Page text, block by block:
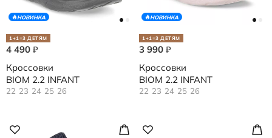
НОВИНКА
1+1=3 ДЕТЯМ
4 490 ₽
Кроссовки
BIOM 2.2 INFANT
22 23 24 25 26
НОВИНКА
1+1=3 ДЕТЯМ
3 990 ₽
Кроссовки
BIOM 2.2 INFANT
22 23 24 25 26